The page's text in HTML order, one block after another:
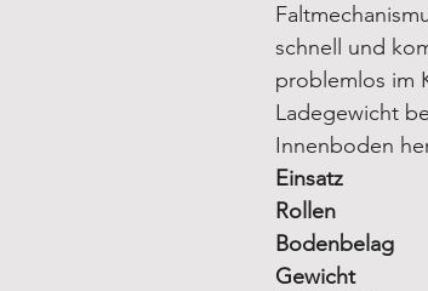
schnell und
problemlos im
Ladegewicht
Innenboden
Einsatz
Rollen
Bodenbelag
Gewicht